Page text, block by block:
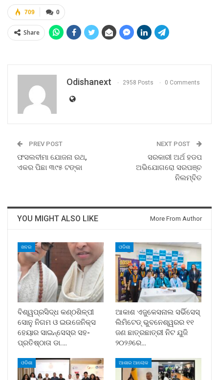
0
709
Share
Odishanext 2958 Posts 0 Comments
PREV POST
ଫସଲବୀମା ଯୋଜନା ରଥ,
ଏକର ପିଛା ୩୯୫ ଟଙ୍କା
NEXT POST
ସରକାରୀ ଅର୍ଥ ହଡପ
ଅଭିଯୋଗରୋ ସରପଞ୍ଚ
ନିଲମ୍ବିତ
YOU MIGHT ALSO LIKE More From Author
ଖବର
ବିଶ୍ୱପ୍ରସିଦ୍ଧ କଣ୍ଠଶିଳ୍ପୀ
ସୋନୁ ନିଗମ ଓ ଇଉଜେନିକ୍ସ
ହେୟାର ସାଇନ୍ସେସ୍ର ସହ-
ପ୍ରତିଷ୍ଠାତା ଡା.…
ଓଡିଶା
ଆକାଶ ଏଜୁକେସନାଲ ସର୍ଭିସେସ୍
ଲିମିଟେଡ୍ ଭୁବନେଶ୍ୱରର ୧୧
ଜଣ ଛାତ୍ରଛାତ୍ରୀ ନିଟ ଯୁଜି
୨୦୨୬ରେ…
ଓଡିଶା ଆଶାର ଆଲୋକ